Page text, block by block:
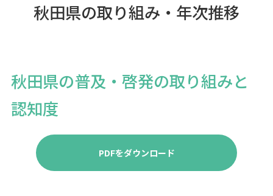
秋田県の取り組み・年次推移
秋田県の普及・啓発の取り組みと
認知度
PDFをダウンロード